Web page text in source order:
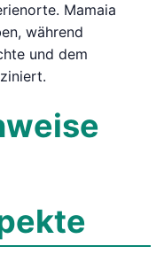
Mamaia
während
und dem